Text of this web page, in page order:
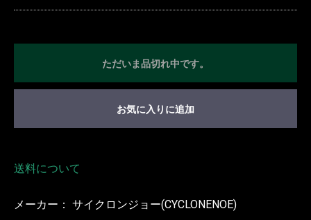
ただいま品切れ中です。
お気に入りに追加
送料について
メーカー： サイクロンジョー(CYCLONENOE)